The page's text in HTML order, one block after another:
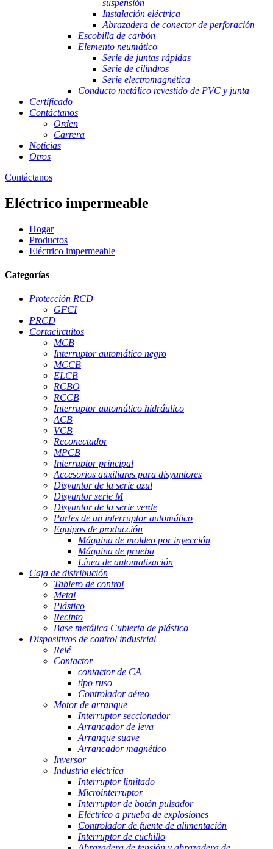
suspensión
Instalación eléctrica
Abrazadera de conector de perforación
Escobilla de carbón
Elemento neumático
Serie de juntas rápidas
Serie de cilindros
Serie electromagnética
Conducto metálico revestido de PVC y junta
Certificado
Contáctanos
Orden
Carrera
Noticias
Otros
Contáctanos
Eléctrico impermeable
Hogar
Productos
Eléctrico impermeable
Categorías
Protección RCD
GFCI
PRCD
Cortacircuitos
MCB
Interruptor automático negro
MCCB
ELCB
RCBO
RCCB
Interruptor automático hidráulico
ACB
VCB
Reconectador
MPCB
Interruptor principal
Accesorios auxiliares para disyuntores
Disyuntor de la serie azul
Disyuntor serie M
Disyuntor de la serie verde
Partes de un interruptor automático
Equipos de producción
Máquina de moldeo por inyección
Máquina de prueba
Línea de automatización
Caja de distribución
Tablero de control
Metal
Plástico
Recinto
Base metálica Cubierta de plástico
Dispositivos de control industrial
Relé
Contactor
contactor de CA
tipo ruso
Controlador aéreo
Motor de arranque
Interruptor seccionador
Arrancador de leva
Arranque suave
Arrancador magnético
Inversor
Industria eléctrica
Interruptor limitado
Microinterruptor
Interruptor de botón pulsador
Eléctrico a prueba de explosiones
Controlador de fuente de alimentación
Interruptor de cuchillo